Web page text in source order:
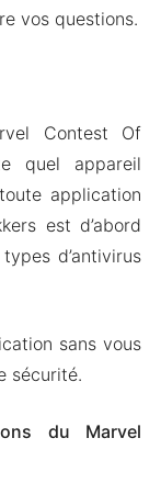
vos questions.
Contest Of
quel appareil
application
est d’abord
d’antivirus
sans vous
sécurité.
du Marvel